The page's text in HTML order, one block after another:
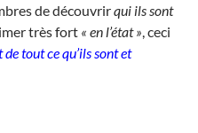
de découvrirqui ils sont
très fort « en l’état » , ceci
tout ce qu’ils sont et